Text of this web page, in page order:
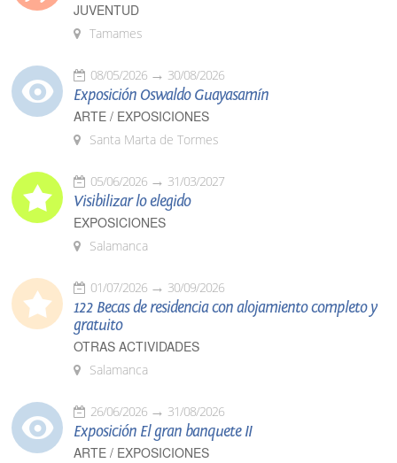
JUVENTUD
Tamames
08/05/2026 30/08/2026
Exposición Oswaldo Guayasamín
ARTE / EXPOSICIONES
Santa Marta de Tormes
05/06/2026 31/03/2027
Visibilizar lo elegido
EXPOSICIONES
Salamanca
01/07/2026 30/09/2026
122 Becas de residencia con alojamiento completo y
gratuito
OTRAS ACTIVIDADES
Salamanca
26/06/2026 31/08/2026
Exposición El gran banquete II
ARTE / EXPOSICIONES